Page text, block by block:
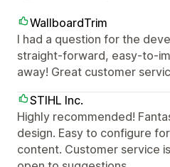
WallboardTrim
I had a question for the
straight-forward, easy-to-
away! Great customer
STIHL Inc.
Highly recommended!
design. Easy to configure
content. Customer service